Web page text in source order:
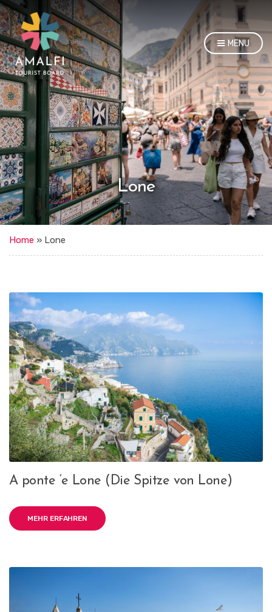
MENU
Lone
Home » Lone
A ponte ‘e Lone (Die Spitze von Lone)
MEHR ERFAHREN